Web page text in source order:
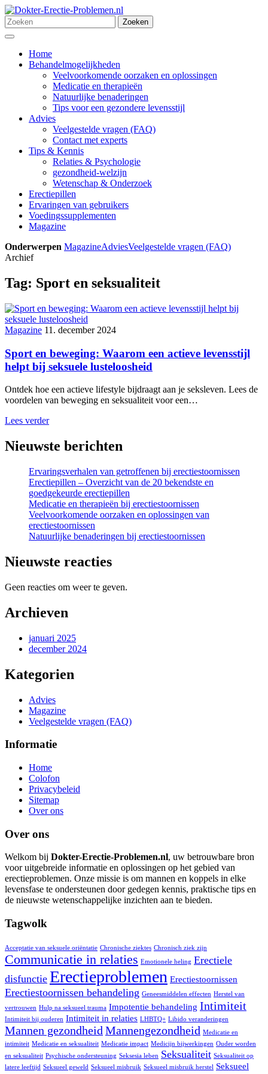
Ga
naar
de
inhoud
Zoeken
naar:
Zoeken
Menu
Home
Behandelmogelijkheden
Veelvoorkomende oorzaken en oplossingen
Medicatie en therapieën
Natuurlijke benaderingen
Tips voor een gezondere levensstijl
Advies
Veelgestelde vragen (FAQ)
Contact met experts
Tips & Kennis
Relaties & Psychologie
gezondheid-welzijn
Wetenschap & Onderzoek
Erectiepillen
Ervaringen van gebruikers
Voedingssupplementen
Magazine
Onderwerpen MagazineAdviesVeelgestelde vragen (FAQ)
Archief
Tag: Sport en seksualiteit
Magazine 11. december 2024
Sport en beweging: Waarom een actieve levensstijl
helpt bij seksuele lusteloosheid
Ontdek hoe een actieve lifestyle bijdraagt aan je seksleven. Lees de
voordelen van beweging en seksualiteit voor een…
Lees verder
Nieuwste berichten
Ervaringsverhalen van getroffenen bij erectiestoornissen
Erectiepillen – Overzicht van de 20 bekendste en
goedgekeurde erectiepillen
Medicatie en therapieën bij erectiestoornissen
Veelvoorkomende oorzaken en oplossingen van
erectiestoornissen
Natuurlijke benaderingen bij erectiestoornissen
Nieuwste reacties
Geen reacties om weer te geven.
Archieven
januari 2025
december 2024
Kategorien
Advies
Magazine
Veelgestelde vragen (FAQ)
Informatie
Home
Colofon
Privacybeleid
Sitemap
Over ons
Over ons
Welkom bij Dokter-Erectie-Problemen.nl, uw betrouwbare bron
voor uitgebreide informatie en oplossingen op het gebied van
erectieproblemen. Onze missie is om mannen en koppels in elke
levensfase te ondersteunen door gedegen kennis, praktische tips en
de nieuwste wetenschappelijke inzichten aan te bieden.
Tagwolk
Acceptatie van seksuele oriëntatie Chronische ziektes Chronisch ziek zijn
Communicatie in relaties Emotionele heling Erectiele
disfunctie Erectieproblemen Erectiestoornissen
Erectiestoornissen behandeling Geneesmiddelen effecten Herstel van
vertrouwen Hulp na seksueel trauma Impotentie behandeling Intimiteit
Intimiteit bij ouderen Intimiteit in relaties LHBTQ+ Libido veranderingen
Mannen gezondheid Mannengezondheid Medicatie en
intimiteit Medicatie en seksualiteit Medicatie impact Medicijn bijwerkingen Ouder worden
en seksualiteit Psychische ondersteuning Seksesia leben Seksualiteit Seksualiteit op
latere leeftijd Seksueel geweld Seksueel misbruik Seksueel misbruik herstel Seksueel